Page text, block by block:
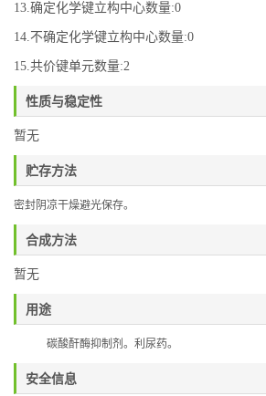
13.确定化学键立构中心数量:0
14.不确定化学键立构中心数量:0
15.共价键单元数量:2
性质与稳定性
暂无
贮存方法
密封阴凉干燥避光保存。
合成方法
暂无
用途
碳酸酐酶抑制剂。利尿药。
安全信息